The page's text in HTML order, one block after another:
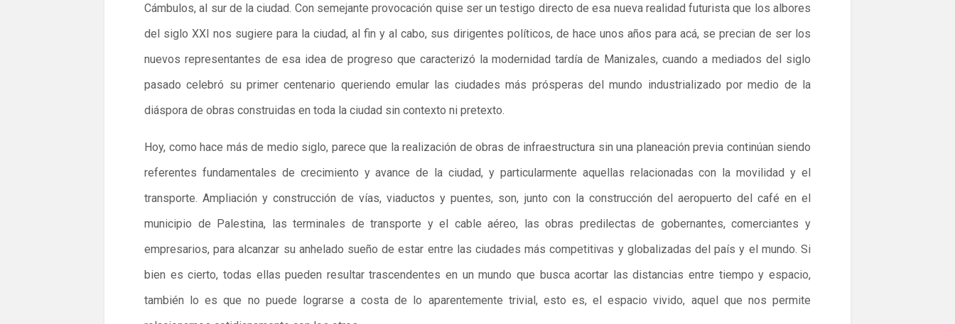
Cámbulos, al sur de la ciudad. Con semejante provocación quise ser un testigo directo de esa nueva realidad futurista que los albores
del siglo XXI nos sugiere para la ciudad, al fin y al cabo, sus dirigentes políticos, de hace unos años para acá, se precian de ser los
nuevos representantes de esa idea de progreso que caracterizó la modernidad tardía de Manizales, cuando a mediados del siglo
pasado celebró su primer centenario queriendo emular las ciudades más prósperas del mundo industrializado por medio de la
diáspora de obras construidas en toda la ciudad sin contexto ni pretexto.
Hoy, como hace más de medio siglo, parece que la realización de obras de infraestructura sin una planeación previa continúan siendo
referentes fundamentales de crecimiento y avance de la ciudad, y particularmente aquellas relacionadas con la movilidad y el
transporte. Ampliación y construcción de vías, viaductos y puentes, son, junto con la construcción del aeropuerto del café en el
municipio de Palestina, las terminales de transporte y el cable aéreo, las obras predilectas de gobernantes, comerciantes y
empresarios, para alcanzar su anhelado sueño de estar entre las ciudades más competitivas y globalizadas del país y el mundo. Si
bien es cierto, todas ellas pueden resultar trascendentes en un mundo que busca acortar las distancias entre tiempo y espacio,
también lo es que no puede lograrse a costa de lo aparentemente trivial, esto es, el espacio vivido, aquel que nos permite